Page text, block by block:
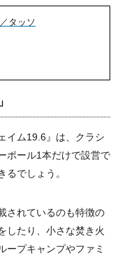
タッソ
」
イム19.6』は、クラシ
ポール1本だけで設営で
るでしょう。
されているのも特徴の
したり、小さな焚き火
ープキャンプやファミ